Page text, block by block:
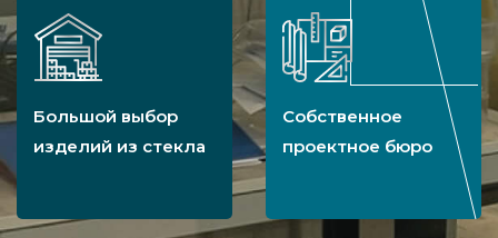
Большой выбор
изделий из стекла
Собственное
проектное бюро